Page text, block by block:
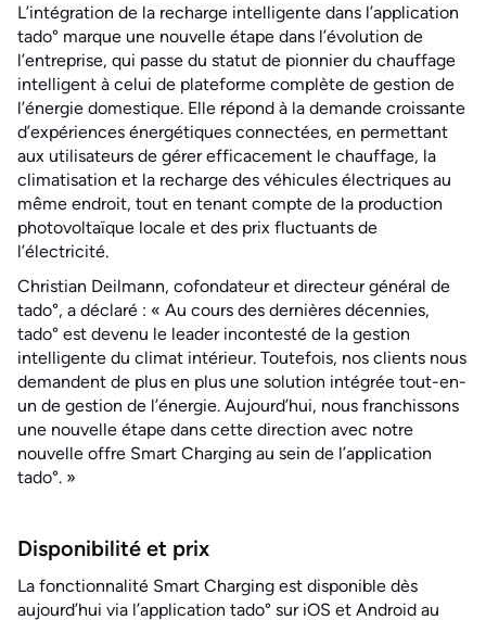
L’intégration de la recharge intelligente dans l’application
tado° marque une nouvelle étape dans l’évolution de
l’entreprise, qui passe du statut de pionnier du chauffage
intelligent à celui de plateforme complète de gestion de
l’énergie domestique. Elle répond à la demande croissante
d’expériences énergétiques connectées, en permettant
aux utilisateurs de gérer efficacement le chauffage, la
climatisation et la recharge des véhicules électriques au
même endroit, tout en tenant compte de la production
photovoltaïque locale et des prix fluctuants de
l’électricité.
Christian Deilmann, cofondateur et directeur général de
tado°, a déclaré : « Au cours des dernières décennies,
tado° est devenu le leader incontesté de la gestion
intelligente du climat intérieur. Toutefois, nos clients nous
demandent de plus en plus une solution intégrée tout-en-
un de gestion de l’énergie. Aujourd’hui, nous franchissons
une nouvelle étape dans cette direction avec notre
nouvelle offre Smart Charging au sein de l’application
tado°. »
Disponibilité et prix
La fonctionnalité Smart Charging est disponible dès
aujourd’hui via l’application tado° sur iOS et Android au